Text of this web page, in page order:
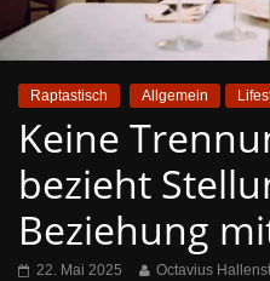
Raptastisch Allgemein
Keine
bezieht
Beziehung
22. Mai 2025 Octavius